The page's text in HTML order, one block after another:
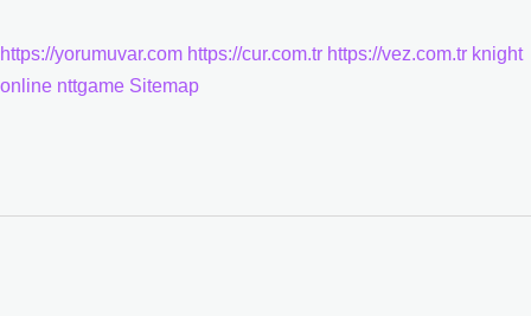
https://yorumuvar.com https://cur.com.tr https://vez.com.tr knight
online nttgame Sitemap